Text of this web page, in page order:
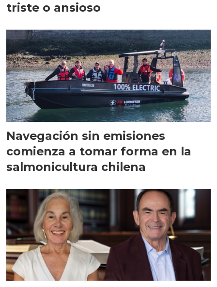
triste o ansioso
Navegación sin emisiones
comienza a tomar forma en la
salmonicultura chilena